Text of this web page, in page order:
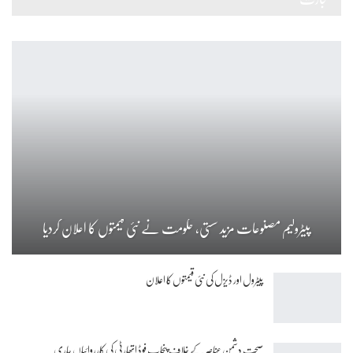
پیٹرولیم مصنوعات مزید سستی، حکومت نے نئی قیمتوں کا اعلان کردیا
پیٹرول اور ڈیزل کی نئی قیمتوں کا اعلان
صحت دشمن عناصر کے خلاف پنجاب فوڈ اتھارٹی کی کارروائیاں جاری